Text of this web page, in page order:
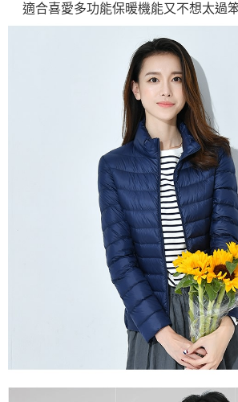
適合喜愛多功能保暖機能又不想太過